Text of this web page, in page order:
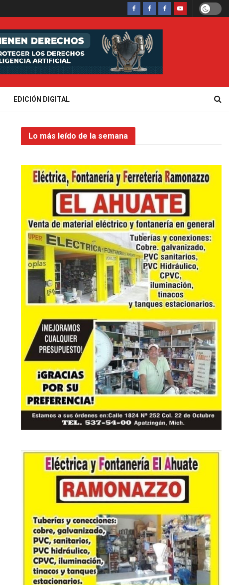
EDICIÓN DIGITAL
Lo más leído de la semana